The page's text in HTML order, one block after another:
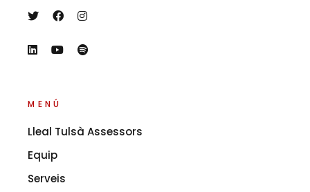
MENÚ
Lleal Tulsà Assessors
Equip
Serveis